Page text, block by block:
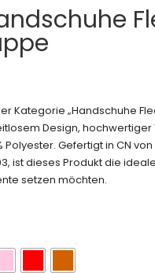
Kategorie „Handschuhe
Design,
Polyester. Gefertigt in CN
ist dieses Produkt die
setzen möchten.